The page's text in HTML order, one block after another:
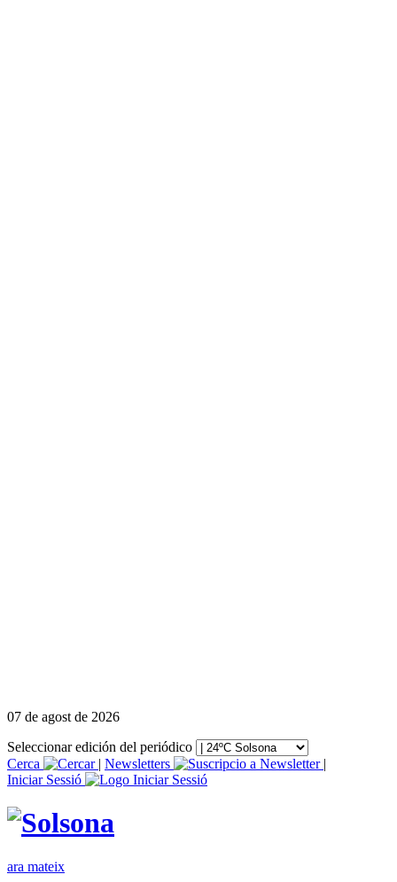
07 de agost de 2026
Seleccionar edición del periódico
Cerca
| Newsletters
|
Iniciar Sessió
ara mateix